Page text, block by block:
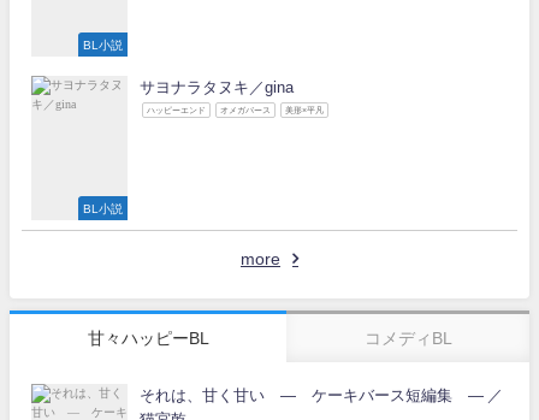
BL小説
BL小説
サヨナラタヌキ／gina
ハッピーエンド オメガバース 美形×平凡
more
甘々ハッピーBL コメディBL
それは、甘く甘い ― ケーキバース短編集 ― ／